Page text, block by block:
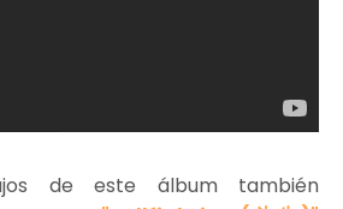
de este álbum también